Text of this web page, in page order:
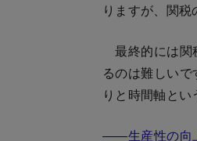
りますが、関税
最終的には関
るのは難しい
りと時間軸とい
――生産性の向